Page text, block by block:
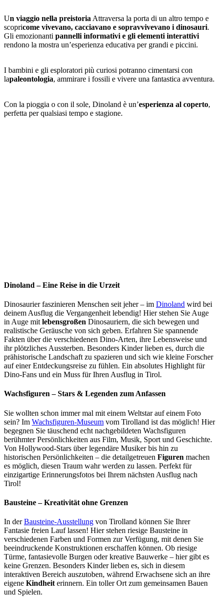
Un viaggio nella preistoria Attraversa la porta di un altro tempo e
scopricome vivevano, cacciavano e sopravvivevano i dinosauri.
Gli emozionanti pannelli informativi e gli elementi interattivi
rendono la mostra un’esperienza educativa per grandi e piccini.
I bambini e gli esploratori più curiosi potranno cimentarsi con
lapaleontologia, ammirare i fossili e vivere una fantastica avventura.
Con la pioggia o con il sole, Dinoland è un’esperienza al coperto,
perfetta per qualsiasi tempo e stagione.
Dinoland – Eine Reise in die Urzeit
Dinosaurier faszinieren Menschen seit jeher – im Dinoland wird bei
deinem Ausflug die Vergangenheit lebendig! Hier stehen Sie Auge
in Auge mit lebensgroßen Dinosauriern, die sich bewegen und
realistische Geräusche von sich geben. Erfahren Sie spannende
Fakten über die verschiedenen Dino-Arten, ihre Lebensweise und
ihr plötzliches Aussterben. Besonders Kinder lieben es, durch die
prähistorische Landschaft zu spazieren und sich wie kleine Forscher
auf einer Entdeckungsreise zu fühlen. Ein absolutes Highlight für
Dino-Fans und ein Muss für Ihren Ausflug in Tirol.
Wachsfiguren – Stars & Legenden zum Anfassen
Sie wollten schon immer mal mit einem Weltstar auf einem Foto
sein? Im Wachsfiguren-Museum vom Tirolland ist das möglich! Hier
begegnen Sie täuschend echt nachgebildeten Wachsfiguren
berühmter Persönlichkeiten aus Film, Musik, Sport und Geschichte.
Von Hollywood-Stars über legendäre Musiker bis hin zu
historischen Persönlichkeiten – die detailgetreuen Figuren machen
es möglich, diesen Traum wahr werden zu lassen. Perfekt für
einzigartige Erinnerungsfotos bei Ihrem nächsten Ausflug nach
Tirol!
Bausteine – Kreativität ohne Grenzen
In derBausteine-Ausstellung von Tirolland können Sie Ihrer
Fantasie freien Lauf lassen! Hier stehen riesige Bausteine in
verschiedenen Farben und Formen zur Verfügung, mit denen Sie
beeindruckende Konstruktionen erschaffen können. Ob riesige
Türme, fantasievolle Burgen oder kreative Bauwerke – hier gibt es
keine Grenzen. Besonders Kinder lieben es, sich in diesem
interaktiven Bereich auszutoben, während Erwachsene sich an ihre
eigene Kindheit erinnern. Ein toller Ort zum gemeinsamen Bauen
und Spielen.